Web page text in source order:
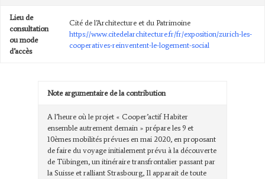
Lieu de
consultation
ou mode
d’accès
Cité de l’Architecture et du Patrimoine
https://www.citedelarchitecture.fr/fr/exposition/zurich-les-
cooperatives-reinventent-le-logement-social
Note argumentaire de la contribution
A l’heure où le projet « Cooper’actif Habiter
ensemble autrement demain » prépare les 9 et
10èmes mobilités prévues en mai 2020, en proposant
de faire du voyage initialement prévu à la découverte
de Tübingen, un itinéraire transfrontalier passant par
la Suisse et ralliant Strasbourg, Il apparait de toute